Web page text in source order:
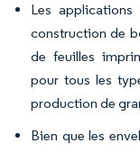
Les
construction de
de feuilles
pour tous les
production de
Bien que les